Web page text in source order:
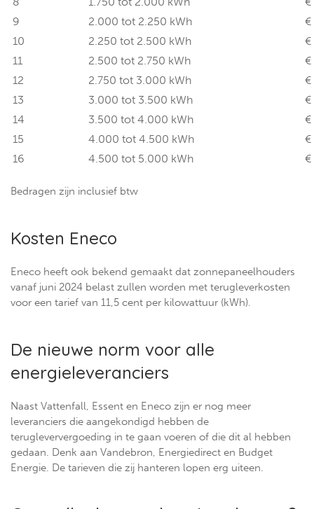
9
2.000 tot 2.250 kWh
€
10
2.250 tot 2.500 kWh
€
11
2.500 tot 2.750 kWh
€
12
2.750 tot 3.000 kWh
€
13
3.000 tot 3.500 kWh
€
14
3.500 tot 4.000 kWh
€
15
4.000 tot 4.500 kWh
€
16
4.500 tot 5.000 kWh €
Bedragen zijn inclusief btw
Kosten Eneco
Eneco heeft ook bekend gemaakt dat zonnepaneelhouders
vanaf juni 2024 belast zullen worden met terugleverkosten
voor een tarief van 11,5 cent per kilowattuur (kWh).
De nieuwe norm voor alle
energieleveranciers
Naast Vattenfall, Essent en Eneco zijn er nog meer
leveranciers die aangekondigd hebben de
terugleververgoeding in te gaan voeren of die dit al hebben
gedaan. Denk aan Vandebron, Energiedirect en Budget
Energie. De tarieven die zij hanteren lopen erg uiteen.